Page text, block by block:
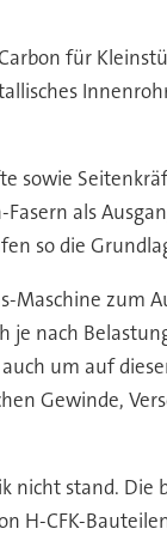
für
sowie
als
so die
Maschine zum
nach
um auf
Gewinde,
stand.
H-CFK-